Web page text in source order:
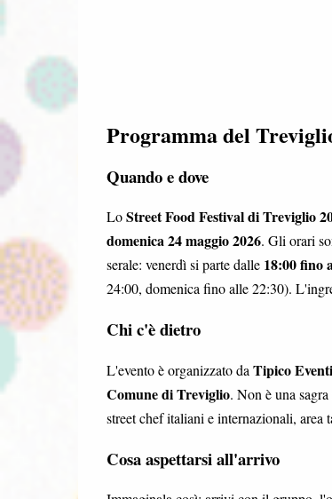
Programma del
Quando e dove
LoStreet Food Festival di Treviglio
domenica 24 maggio 2026. Gli orari
serale: venerdì si parte dalle 18:00 fino
24:00, domenica fino alle 22:30).
Chi c'è dietro
L'evento è organizzato da Tipico Eventi
Comune di Treviglio. Non è una
street chef italiani e internazionali, area
Cosa aspettarsi all'arrivo